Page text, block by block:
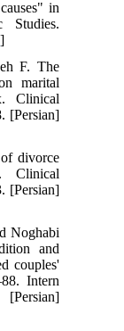
causes" in
Studies.
F. The
marital
Clinical
[Persian]
of divorce
Clinical
[Persian]
Noghabi
and
couples'
Intern